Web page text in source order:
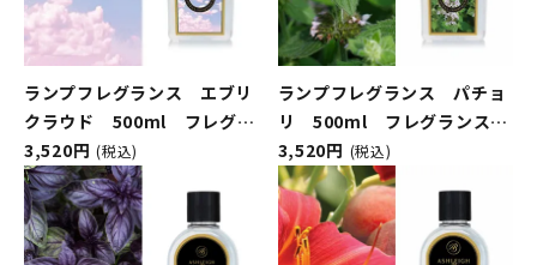
ランプフレグランス エブリ
クラウド 500ml フレグラ
ンスランプ用オイル
ASHLEIGH&BURWOOD（ア
シュレイアンドバーウッド）
3,520円 (税込)
ランプフレグランス パチョ
リ 500ml フレグランスラ
ンプ用オイル
ASHLEIGH&BURWOOD（ア
シュレイアンドバーウッド）
3,520円 (税込)